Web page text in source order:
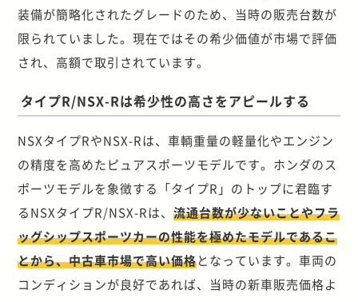
装備が簡略化されたグレードのため、当時の販売台数が
限られていました。現在ではその希少価値が市場で評価
され、高額で取引されています。
タイプR/NSX-Rは希少性の高さをアピールする
NSXタイプRやNSX-Rは、車輌重量の軽量化やエンジン
の精度を高めたピュアスポーツモデルです。ホンダのス
ポーツモデルを象徴する「タイプR」のトップに君臨す
るNSXタイプR/NSX-Rは、流通台数が少ないことやフラ
ッグシップスポーツカーの性能を極めたモデルであるこ
とから、中古車市場で高い価格となっています。車両の
コンディションが良好であれば、当時の新車販売価格よ